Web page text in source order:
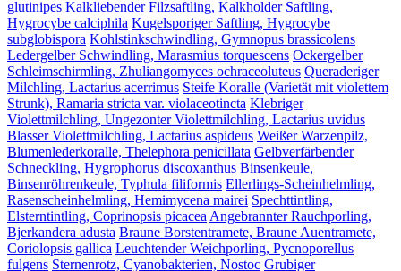
glutinipes Kalkliebender Filzsaftling, Kalkholder Saftling,
Hygrocybe calciphila Kugelsporiger Saftling, Hygrocybe
subglobispora Kohlstinkschwindling, Gymnopus brassicolens
Ledergelber Schwindling, Marasmius torquescens Ockergelber
Schleimschirmling, Zhuliangomyces ochraceoluteus Queraderiger
Milchling, Lactarius acerrimus Steife Koralle (Varietät mit violettem
Strunk), Ramaria stricta var. violaceotincta Klebriger
Violettmilchling, Ungezonter Violettmilchling, Lactarius uvidus
Blasser Violettmilchling, Lactarius aspideus Weißer Warzenpilz,
Blumenlederkoralle, Thelephora penicillata Gelbverfärbender
Schneckling, Hygrophorus discoxanthus Binsenkeule,
Binsenröhrenkeule, Typhula filiformis Ellerlings-Scheinhelmling,
Rasenscheinhelmling, Hemimycena mairei Spechttintling,
Elsterntintling, Coprinopsis picacea Angebrannter Rauchporling,
Bjerkandera adusta Braune Borstentramete, Braune Auentramete,
Coriolopsis gallica Leuchtender Weichporling, Pycnoporellus
fulgens Sternenrotz, Cyanobakterien, Nostoc Grubiger